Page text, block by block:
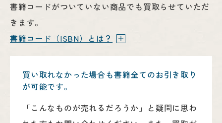
書籍コードがついていない商品でも買取らせていただ
きます。
書籍コード（ISBN）とは？
買い取れなかった場合も書籍全てのお引き取り
が可能です。
「こんなものが売れるだろうか」と疑問に思わ